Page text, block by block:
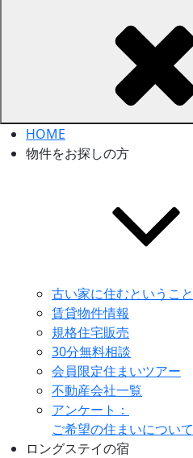
HOME
物件をお探しの方
古い家に住むということ
賃貸物件情報
規格住宅販売
30分無料相談
会員限定住まいツアー
不動産会社一覧
アンケート：
ご希望の住まいについて
ロングステイの宿